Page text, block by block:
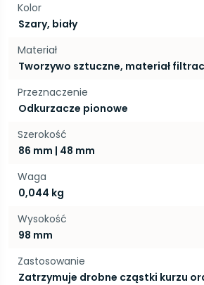
Kolor
Szary, biały
Materiał
Tworzywo sztuczne, materiał
Przeznaczenie
Odkurzacze pionowe
Szerokość
86 mm | 48 mm
Waga
0,044 kg
Wysokość
98 mm
Zastosowanie
Zatrzymuje drobne cząstki kurzu